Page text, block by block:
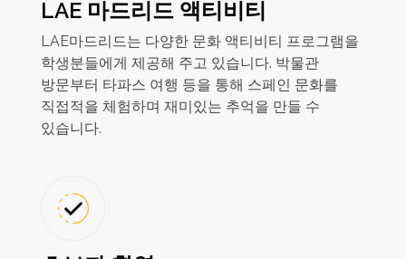
LAE 마드리드 액티비티
LAE마드리드는 다양한 문화 액티비티 프로그램을
학생분들에게 제공해 주고 있습니다. 박물관
방문부터 타파스 여행 등을 통해 스페인 문화를
직접적을 체험하며 재미있는 추억을 만들 수
있습니다.